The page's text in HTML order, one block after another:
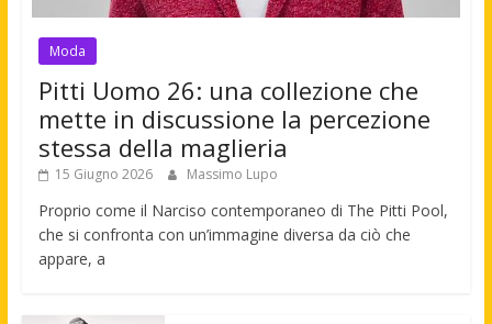
Moda
Pitti Uomo 26: una collezione che
mette in discussione la percezione
stessa della maglieria
15 Giugno 2026 Massimo Lupo
Proprio come il Narciso contemporaneo di The Pitti Pool,
che si confronta con un’immagine diversa da ciò che
appare, a